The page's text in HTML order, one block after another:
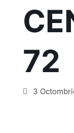
72
3